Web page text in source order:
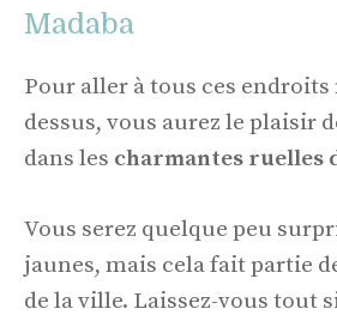
Madaba
Pour aller à tous ces
dessus, vous aurez le plaisir
dans les charmantes ruelles
Vous serez quelque peu
jaunes, mais cela fait partie
de la ville. Laissez-vous tout